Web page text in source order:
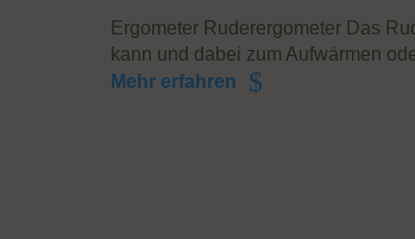
Ergometer Ruderergometer Das
kann und dabei zum Aufwärmen
Mehr erfahren